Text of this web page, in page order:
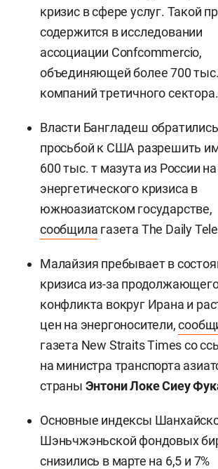
кризис в сфере услуг. Такой
содержится в исследовании
ассоциации Confcommercio,
объединяющей более 700 тыс.
компаний третичного сектора.
Власти Бангладеш
просьбой к США разрешить
600 тыс. т мазута из России
энергетического кризиса в
южноазиатском государстве,
сообщила газета The Daily
Малайзия пребывает в
кризиса из-за
конфликта вокруг Ирана и
цен на энергоносители,
газета New Straits Times со
на министра транспорта
страны Энтони Локе Сиеу
Основные индексы
Шэньчжэньской фондовых
снизились в марте на 6,5 и 7%